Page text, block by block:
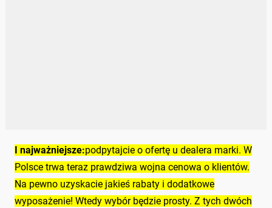
I najważniejsze:podpytajcie o ofertę u dealera marki. W
Polsce trwa teraz prawdziwa wojna cenowa o klientów.
Na pewno uzyskacie jakieś rabaty i dodatkowe
wyposażenie! Wtedy wybór będzie prosty. Z tych dwóch